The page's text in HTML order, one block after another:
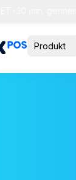
Produkt